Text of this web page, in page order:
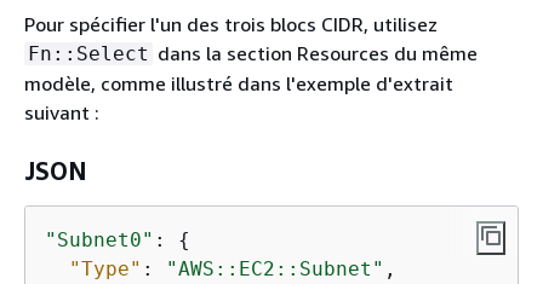
Pour spécifier l'un des trois blocs CIDR, utilisez
Fn::Select dans la section Resources du même
modèle, comme illustré dans l'exemple d'extrait
suivant :
JSON
"Subnet0" : {
"Type" : "AWS::EC2::Subnet" ,